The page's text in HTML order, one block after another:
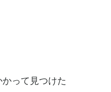
って見つけた